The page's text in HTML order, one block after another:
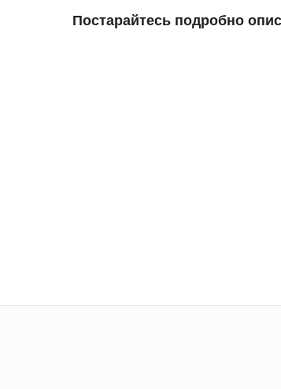
Постарайтесь подробно